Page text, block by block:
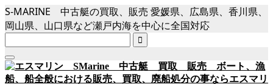
S-MARINE 中古艇の買取、販売 愛媛県、広島県、香川県、
岡山県、山口県など瀬戸内海を中心に全国対応
